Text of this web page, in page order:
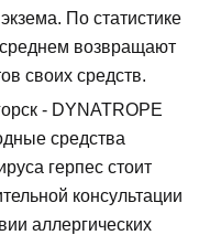
По статистике
возвращают
своих средств.
- DYNATROPE
средства
герпес стоит
консультации
аллергических